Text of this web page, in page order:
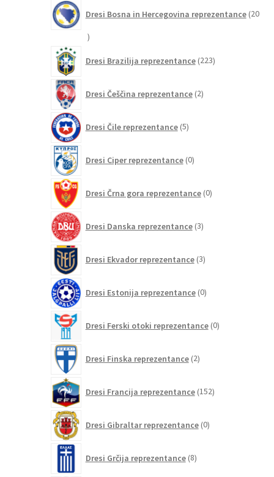
Dresi Bosna in Hercegovina reprezentance 20
20
Dresi Brazilija reprezentance 223izdelkov
Dresi Češčina reprezentance 2izdelka
Dresi Čile reprezentance 5izdelkov
Dresi Ciper reprezentance 0izdelkov
Dresi Črna gora reprezentance 0izdelkov
Dresi Danska reprezentance 3izdelki
Dresi Ekvador reprezentance 3izdelki
Dresi Estonija reprezentance 0izdelkov
Dresi Ferski otoki reprezentance 0izdelkov
Dresi Finska reprezentance 2izdelka
Dresi Francija reprezentance 152izdelkov
Dresi Gibraltar reprezentance 0izdelkov
Dresi Grčija reprezentance 8izdelkov